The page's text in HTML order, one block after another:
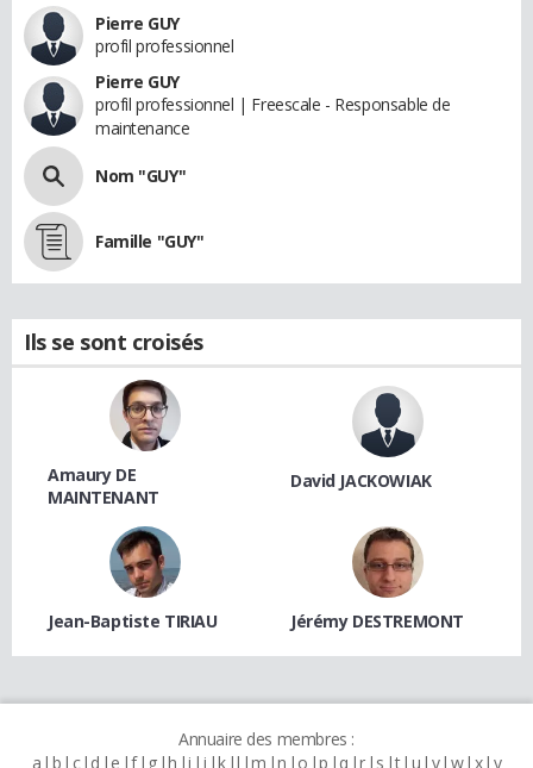
Pierre GUY
profil professionnel
Pierre GUY
profil professionnel | Freescale - Responsable de
maintenance
Nom "GUY"
Famille "GUY"
Ils se sont croisés
Amaury DE
MAINTENANT
David JACKOWIAK
Jean-Baptiste TIRIAU Jérémy DESTREMONT
Annuaire des membres :
a b c d e f g h i j k l m n o p q r s t u v w x y